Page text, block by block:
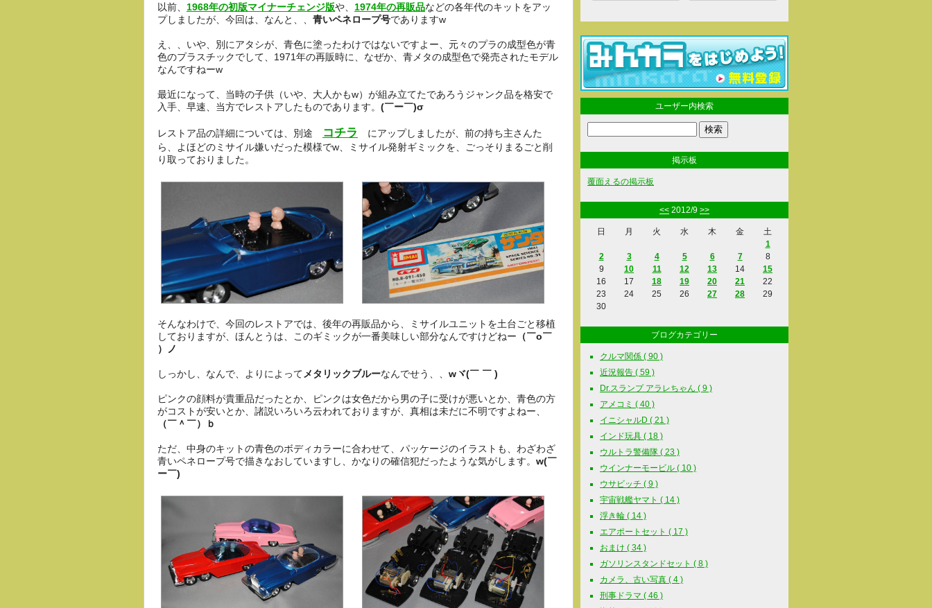
以前、 1968年の初版マイナーチェンジ版や、 1974年の再販品などの各年代のキットをアッ
プしましたが、今回は、なんと、、 青いペネロープ号でありますw
え、、いや、別にアタシが、青色に塗ったわけではないですよー、元々のプラの成型色が青
色のプラスチックでして、1971年の再販時に、なぜか、青メタの成型色で発売されたモデル
なんですねーw
最近になって、当時の子供（いや、大人かもw）が組み立てたであろうジャンク品を格安で
入手、早速、当方でレストアしたものであります。 (￣ー￣)σ
レストア品の詳細については、別途 コチラ
にアップしましたが、前の持ち主さんた
ら、よほどのミサイル嫌いだった模様でw、ミサイル発射ギミックを、ごっそりまるごと削
り取っておりました。
そんなわけで、今回のレストアでは、後年の再販品から、ミサイルユニットを土台ごと移植
しておりますが、ほんとうは、このギミックが一番美味しい部分なんですけどねー （￣o￣
）ノ
しっかし、なんで、よりによってメタリックブルーなんでせう、、 wヾ(￣ ￣ )
ピンクの顔料が貴重品だったとか、ピンクは女色だから男の子に受けが悪いとか、青色の方
がコストが安いとか、諸説いろいろ云われておりますが、真相は未だに不明ですよねー、
（￣＾￣）ｂ
ただ、中身のキットの青色のボディカラーに合わせて、パッケージのイラストも、わざわざ
青いペネロープ号で描きなおしていますし、かなりの確信犯だったような気がします。 w(￣
ー￣)
ユーザー内検索
掲示板
覆面えるの掲示板
<< 2012/9 >>
日 月 火 水 木 金
土
1
2
3 4 5 6 7
8
9
10 11 12 13 14
15
16
17 18 19 20 21
22
23
24 25 26 27 28
29
30
ブログカテゴリー
クルマ関係 ( 90 )
近況報告 ( 59 )
Dr.スランプ アラレちゃん ( 9 )
アメコミ ( 40 )
イニシャルD ( 21 )
インド玩具 ( 18 )
ウルトラ警備隊 ( 23 )
ウインナーモービル ( 10 )
ウサビッチ ( 9 )
宇宙戦艦ヤマト ( 14 )
浮き輪 ( 14 )
エアポートセット ( 17 )
おまけ ( 34 )
ガソリンスタンドセット ( 8 )
カメラ、古い写真 ( 4 )
刑事ドラマ ( 46 )